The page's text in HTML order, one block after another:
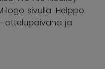
sivulla. Helppo
ottelupäivänä ja